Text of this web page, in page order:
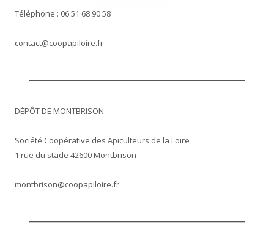
Téléphone : 06 51 68 90 58
contact@coopapiloire.fr
DÉPÔT DE MONTBRISON
Société Coopérative des Apiculteurs de la Loire
1 rue du stade 42600 Montbrison
montbrison@coopapiloire.fr